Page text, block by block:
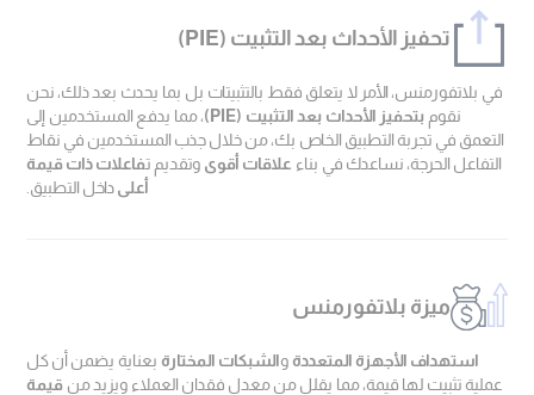
تحفيز الأحداث بعد التثبيت (PIE)
في بلاتفورمنس، الأمر لا يتعلق فقط بالتثبيتات بل بما يحدث بعد ذلك، نحن
نقوم بتحفيز الأحداث بعد التثبيت (PIE)
، مما يدفع المستخدمين إلى
التعمق في تجربة التطبيق الخاص بك، من خلال جذب المستخدمين في نقاط
التفاعل الحرجة، نساعدك في بناء علاقات أقوى وتقديم تفاعلات ذات قيمة
أعلى داخل التطبيق.
ميزة بلاتفورمنس
استهداف الأجهزة المتعددة و الشبكات المختارة بعناية يضمن أن كل
عملية تثبيت لها قيمة، مما يقلل من معدل فقدان العملاء ويزيد من قيمة